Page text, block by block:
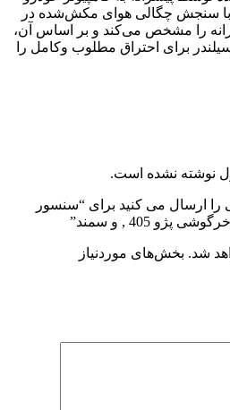
سنجش چگالی هوای مکش‌شده در
را مشخص می‌کند و بر اساس آن،
برای احتراق مطلوب وکامل را
نوشته نشده است.
را ارسال می کنید برای “سنسور
405 , و سمند”
شد. بخش‌های موردنیاز